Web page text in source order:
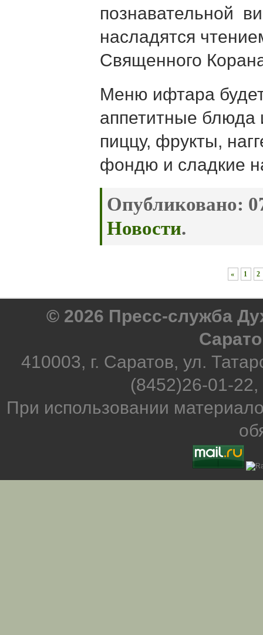
познавательной
насладятся
Священного
Меню ифтара
аппетитные блюда
пиццу, фрукты,
фондю и сладкие
Опубликовано:
Новости.
« 1 2
© 2026 Пресс-служба
410003, г. Саратов, ул.
(8452)26-01-
При использовании